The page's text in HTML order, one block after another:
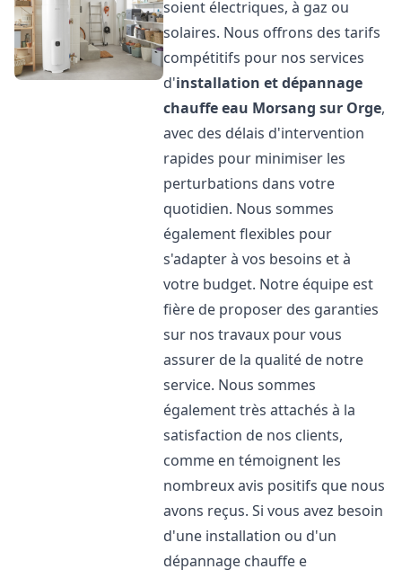
soient électriques, à gaz ou
solaires. Nous offrons des tarifs
compétitifs pour nos services
d'installation et dépannage
chauffe eau Morsang sur Orge,
avec des délais d'intervention
rapides pour minimiser les
perturbations dans votre
quotidien. Nous sommes
également flexibles pour
s'adapter à vos besoins et à
votre budget. Notre équipe est
fière de proposer des garanties
sur nos travaux pour vous
assurer de la qualité de notre
service. Nous sommes
également très attachés à la
satisfaction de nos clients,
comme en témoignent les
nombreux avis positifs que nous
avons reçus. Si vous avez besoin
d'une installation ou d'un
dépannage chauffe e